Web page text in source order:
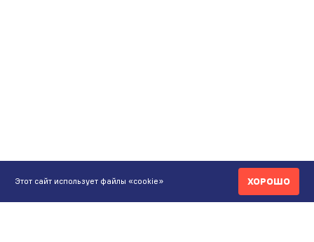
Этот сайт использует файлы «cookie» ХОРОШО